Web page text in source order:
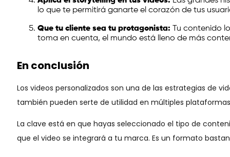
lo que te permitirá ganarte el corazón de tus
Que tu cliente sea tu protagonista: Tu contenido
toma en cuenta, el mundo está lleno de más
En conclusión
Los videos personalizados son una de las estrategias de
también pueden serte de utilidad en múltiples
La clave está en que hayas seleccionado el tipo de
que el video se integrará a tu marca. Es un formato